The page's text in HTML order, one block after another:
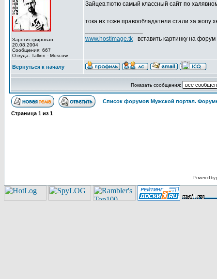
Зарегистрирован:
20.08.2004
Сообщения: 667
Откуда: Tallinn - Moscow
Зайцев.тютю самый классный сайт по
тока их тоже правообладатели стали за жопу
www.hostimage.tk - вставить картинку на форум
Вернуться к началу
Показать сообщения:
Список форумов Мужской портал.
Страница 1 из 1
Powered by